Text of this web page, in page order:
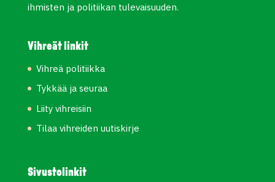
ihmisten ja politiikan tulevaisuuden.
Vihreät linkit
Vihreä politiikka
Tykkää ja seuraa
Liity vihreisiin
Tilaa vihreiden uutiskirje
Sivustolinkit